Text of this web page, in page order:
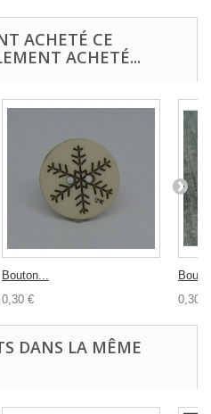
ACHETÉ CE
ACHETÉ...
Bouton...
0,30 €
0,30 €
DANS LA MÊME